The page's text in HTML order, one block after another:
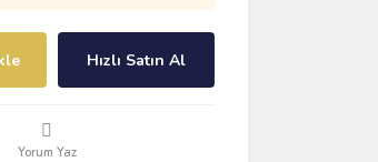
Hızlı Satın Al
Yorum Yaz